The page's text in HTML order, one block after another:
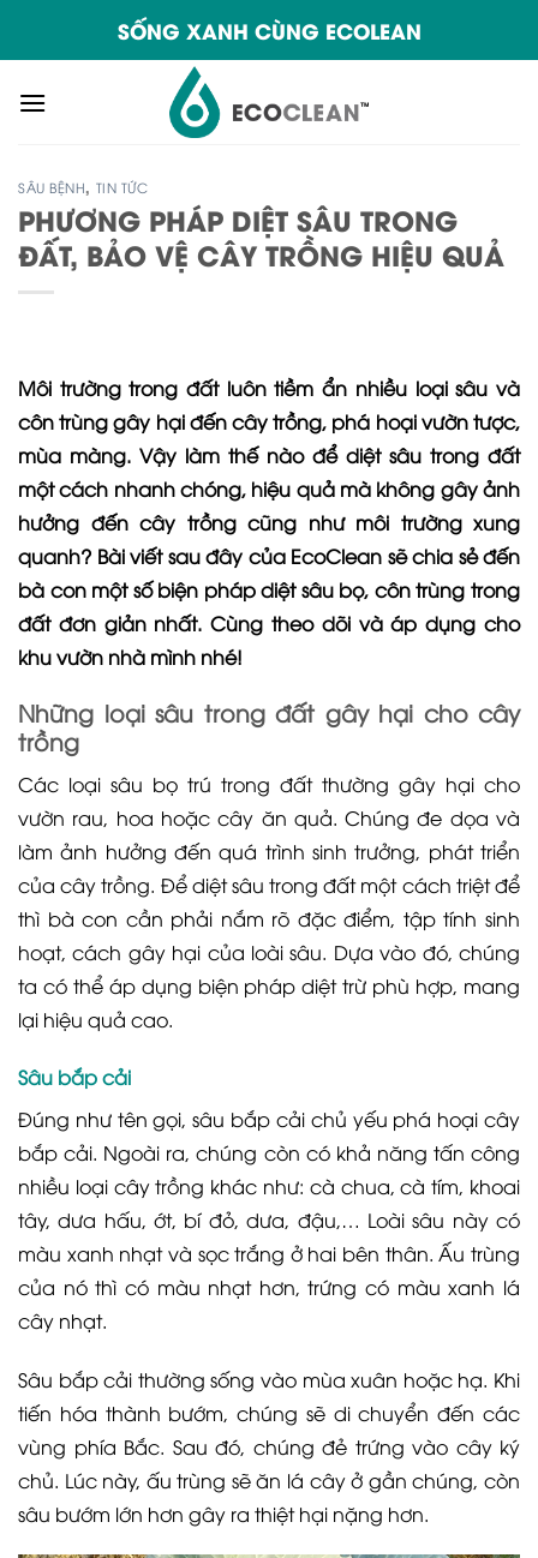
SỐNG XANH CÙNG ECOLEAN
SÂU BỆNH, TIN TỨC
PHƯƠNG PHÁP DIỆT SÂU TRONG
ĐẤT, BẢO VỆ CÂY TRỒNG HIỆU QUẢ
Môi trường trong đất luôn tiềm ẩn nhiều loại sâu và
côn trùng gây hại đến cây trồng, phá hoại vườn tược,
mùa màng. Vậy làm thế nào để diệt sâu trong đất
một cách nhanh chóng, hiệu quả mà không gây ảnh
hưởng đến cây trồng cũng như môi trường xung
quanh? Bài viết sau đây của EcoClean sẽ chia sẻ đến
bà con một số biện pháp diệt sâu bọ, côn trùng trong
đất đơn giản nhất. Cùng theo dõi và áp dụng cho
khu vườn nhà mình nhé!
Những loại sâu trong đất gây hại cho cây
trồng
Các loại sâu bọ trú trong đất thường gây hại cho
vườn rau, hoa hoặc cây ăn quả. Chúng đe dọa và
làm ảnh hưởng đến quá trình sinh trưởng, phát triển
của cây trồng. Để diệt sâu trong đất một cách triệt để
thì bà con cần phải nắm rõ đặc điểm, tập tính sinh
hoạt, cách gây hại của loài sâu. Dựa vào đó, chúng
ta có thể áp dụng biện pháp diệt trừ phù hợp, mang
lại hiệu quả cao.
Sâu bắp cải
Đúng như tên gọi, sâu bắp cải chủ yếu phá hoại cây
bắp cải. Ngoài ra, chúng còn có khả năng tấn công
nhiều loại cây trồng khác như: cà chua, cà tím, khoai
tây, dưa hấu, ớt, bí đỏ, dưa, đậu,… Loài sâu này có
màu xanh nhạt và sọc trắng ở hai bên thân. Ấu trùng
của nó thì có màu nhạt hơn, trứng có màu xanh lá
cây nhạt.
Sâu bắp cải thường sống vào mùa xuân hoặc hạ. Khi
tiến hóa thành bướm, chúng sẽ di chuyển đến các
vùng phía Bắc. Sau đó, chúng đẻ trứng vào cây ký
chủ. Lúc này, ấu trùng sẽ ăn lá cây ở gần chúng, còn
sâu bướm lớn hơn gây ra thiệt hại nặng hơn.